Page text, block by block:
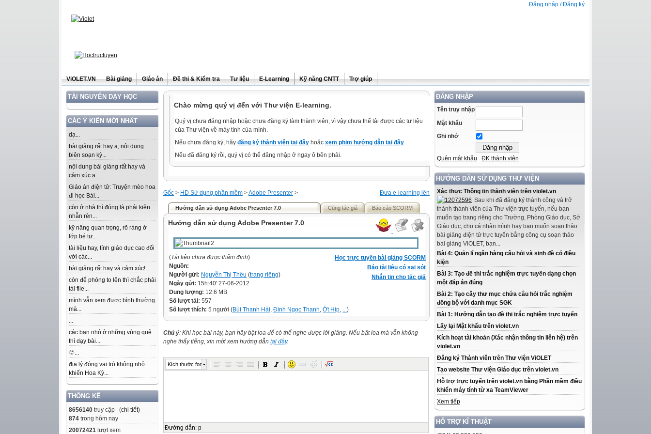
Đăng nhập / Đăng ký
ViOLET.VN Bài giảng Giáo án Đề thi & Kiểm tra Tư liệu E-Learning Kỹ năng CNTT Trợ giúp
TÀI NGUYÊN DẠY HỌC
CÁC Ý KIẾN MỚI NHẤT
dạ...
bài giảng rất hay ạ, nội dung
biên soạn kỳ...
nội dung bài giảng rất hay và
cảm xúc ạ ...
Giáo án điện tử: Truyện mèo hoa
đi học Bài...
còn ở nhà thì đúng là phải kiên
nhẫn rèn...
kỹ năng quan trọng, rõ ràng ở
lớp bé tự...
tài liệu hay, tính giáo dục cao đối
với các...
bài giảng rất hay và cảm xúc!...
còn để phóng to lên thì chắc phải
tải file...
mình vẫn xem được bình thường
mà...
...
các bạn nhỏ ở những vùng quê
thì dạy bài...
🫥...
địa lý đóng vai trò không nhỏ
khiến Hoa Kỳ...
THỐNG KÊ
8656140 truy cập (chi tiết)
874 trong hôm nay
20072421 lượt xem
ĐĂNG NHẬP
Tên truy nhập
Mật khẩu
Ghi nhớ
Quên mật khẩu ĐK thành viên
HƯỚNG DẪN SỬ DỤNG THƯ VIỆN
Xác thực Thông tin thành viên trên violet.vn
Sau khi đã đăng ký thành công và trở
thành thành viên của Thư viện trực tuyến, nếu bạn
muốn tạo trang riêng cho Trường, Phòng Giáo dục, Sở
Giáo dục, cho cá nhân mình hay bạn muốn soạn thảo
bài giảng điện tử trực tuyến bằng công cụ soạn thảo
bài giảng ViOLET, bạn...
Bài 4: Quản lí ngân hàng câu hỏi và sinh đề có điều
kiện
Bài 3: Tạo đề thi trắc nghiệm trực tuyến dạng chọn
một đáp án đúng
Bài 2: Tạo cây thư mục chứa câu hỏi trắc nghiệm
đồng bộ với danh mục SGK
Bài 1: Hướng dẫn tạo đề thi trắc nghiệm trực tuyến
Lấy lại Mật khẩu trên violet.vn
Kích hoạt tài khoản (Xác nhận thông tin liên hệ) trên
violet.vn
Đăng ký Thành viên trên Thư viện ViOLET
Tạo website Thư viện Giáo dục trên violet.vn
Hỗ trợ trực tuyến trên violet.vn bằng Phần mềm điều
khiển máy tính từ xa TeamViewer
Xem tiếp
HỖ TRỢ KĨ THUẬT
Chào mừng quý vị đến với Thư viện E-learning.
Quý vị chưa đăng nhập hoặc chưa đăng ký làm thành viên, vì vậy chưa thể tải được các tư liệu
của Thư viện về máy tính của mình.
Nếu chưa đăng ký, hãy đăng ký thành viên tại đây hoặc xem phim hướng dẫn tại đây
Nếu đã đăng ký rồi, quý vị có thể đăng nhập ở ngay ô bên phải.
Đưa e-learning lên
Gốc > HD Sử dụng phần mềm >Adobe Presenter >
Hướng dẫn sử dụng Adobe Presenter 7.0 Cùng tác giả Báo cáo SCORM
Hướng dẫn sử dụng Adobe Presenter 7.0
Học trực tuyến bài giảng SCORM
Báo tài liệu có sai sót
Nhắn tin cho tác giả
(Tài liệu chưa được thẩm định)
Nguồn:
Người gửi: Nguyễn Thị Thêu (trang riêng)
Ngày gửi: 15h:40' 27-06-2012
Dung lượng: 12.6 MB
Số lượt tải: 557
Số lượt thích: 5 người (Bùi Thanh Hải, Đinh Ngọc Thanh, Ớt Híp, ...)
Chú ý: Khi học bài này, bạn hãy bật loa để có thể nghe được lời giảng. Nếu bật loa mà vẫn không
nghe thấy tiếng, xin mời xem hướng dẫn tại đây.
Kích thước font
Đường dẫn: p